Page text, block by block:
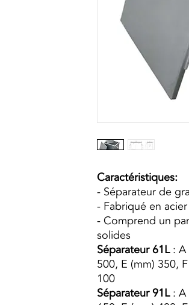
Caractéristiques:
- Séparateur de
- Fabriqué en
- Comprend un
solides
Séparateur 61L: A
500, E (mm) 350,
100
Séparateur 91L: A